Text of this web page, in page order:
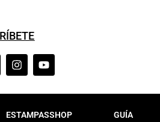
ESTAMPASSHOP GUÍA